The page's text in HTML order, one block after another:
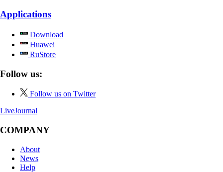
Applications
Download
Huawei
RuStore
Follow us:
Follow us on Twitter
LiveJournal
COMPANY
About
News
Help